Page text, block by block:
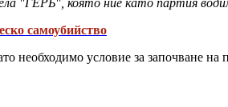
"ГЕРБ", която ние като партия
самоубийство
необходимо условие за започване